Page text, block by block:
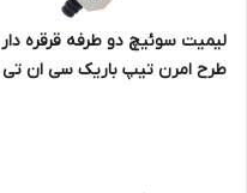
لیمیت سوئیچ دو طرفه قرقره دار
طرح امرن تیپ باریک سی ان تی